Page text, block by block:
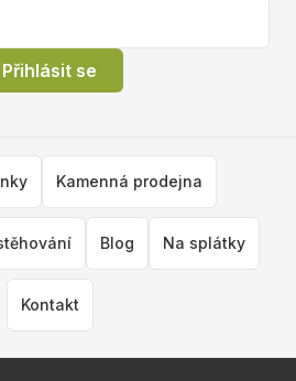
Přihlásit se
Kamenná prodejna
Blog Na splátky
Kontakt